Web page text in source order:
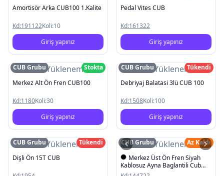
Amortisör Arka CUB100 1.Kalite
Kd:191122Koli:10
Giriş yapınız
Pedal Vites CUB
Kd:161322
Giriş yapınız
Resim Yüklenemedi
CUB Grubu
Stokta
Merkez Alt Ön Fren CUB100
Kd:1180Koli:30
Giriş yapınız
Resim Yüklenemedi
CUB Grubu
Tükendi
Debriyaj Balatasi 3lü CUB 100
Kd:1508Koli:100
Giriş yapınız
Resim Yüklenemedi
CUB Grubu
Tükendi
Dişli Ön 15T CUB
Resim Yüklenemedi
CUB Grubu
Az Kaldı
Merkez Üst Ön Fren Siyah
Kablosuz Ayna Baglantili Cub
KH100 Siyah